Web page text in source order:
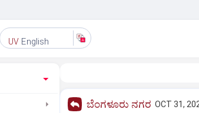
UV English
ಬೆಂಗಳೂರು ನಗರ OCT 31,